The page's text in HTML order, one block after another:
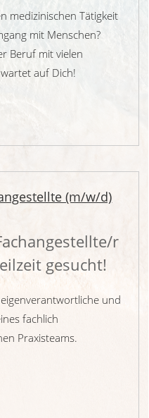
medizinischen Tätigkeit
mit Menschen?
Beruf mit vielen
auf Dich!
(m/w/d)
r
gesucht!
und
fachlich
Praxisteams.